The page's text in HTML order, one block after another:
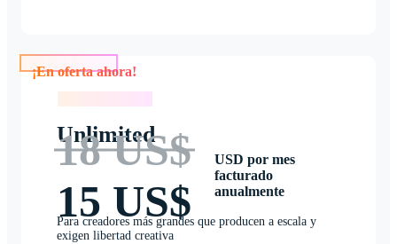
Unlimited
18 US$
15 US$
USD por mes
facturado
anualmente
Para creadores más grandes que producen a escala y
exigen libertad creativa